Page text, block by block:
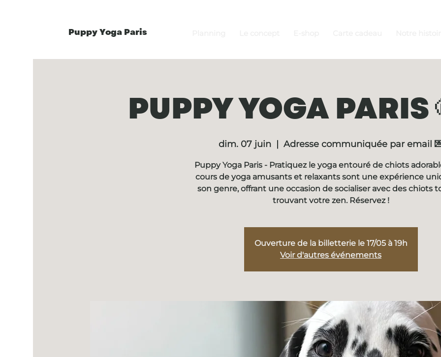
Puppy Yoga Paris
PUPPY YOGA PARIS
dim. 07 juin
  |
Adresse communiquée par email
Puppy Yoga Paris - Pratiquez le yoga entouré de chiots
cours de yoga amusants et relaxants sont une expérience
son genre, offrant une occasion de socialiser avec des chiots
trouvant votre zen. Réservez !
Ouverture de la billetterie le 17/05 à 19h
Voir d'autres événements